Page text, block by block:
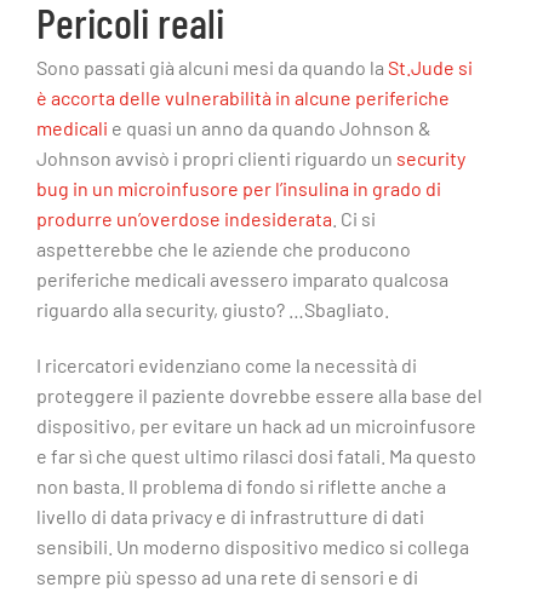
Pericoli reali
Sono passati già alcuni mesi da quando la St.Jude si
è accorta delle vulnerabilità in alcune periferiche
medicali e quasi un anno da quando Johnson &
Johnson avvisò i propri clienti riguardo un security
bug in un microinfusore per l’insulina in grado di
produrre un’overdose indesiderata . Ci si
aspetterebbe che le aziende che producono
periferiche medicali avessero imparato qualcosa
riguardo alla security, giusto? …Sbagliato.
I ricercatori evidenziano come la necessità di
proteggere il paziente dovrebbe essere alla base del
dispositivo, per evitare un hack ad un microinfusore
e far sì che quest ultimo rilasci dosi fatali. Ma questo
non basta. Il problema di fondo si riflette anche a
livello di data privacy e di infrastrutture di dati
sensibili. Un moderno dispositivo medico si collega
sempre più spesso ad una rete di sensori e di